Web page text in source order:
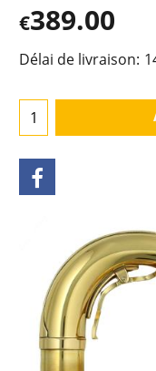
€389.00
Délai de livraison: